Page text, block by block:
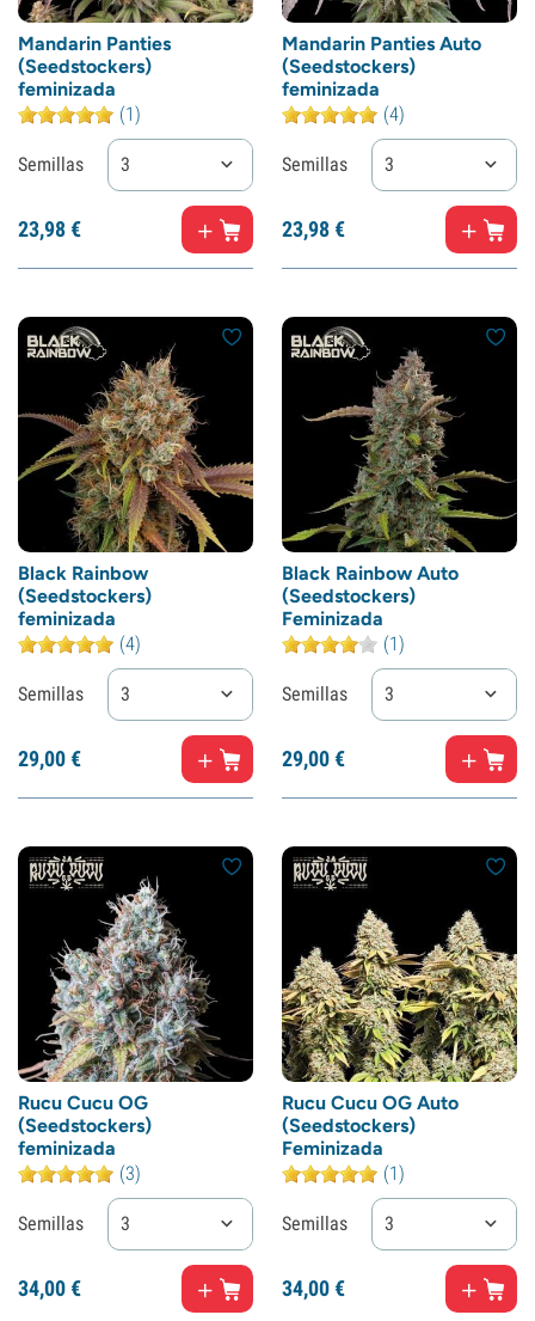
Mandarin Panties
(Seedstockers)
feminizada
(1)
Semillas 3
23,98€
Mandarin Panties Auto
(Seedstockers)
feminizada
(4)
Semillas 3
23,98€
Black Rainbow
(Seedstockers)
feminizada
(4)
Semillas 3
29,00€
Black Rainbow Auto
(Seedstockers)
Feminizada
(1)
Semillas 3
29,00€
Rucu Cucu OG
(Seedstockers)
feminizada
(3)
Semillas 3
34,00€
Rucu Cucu OG Auto
(Seedstockers)
Feminizada
(1)
Semillas 3
34,00€